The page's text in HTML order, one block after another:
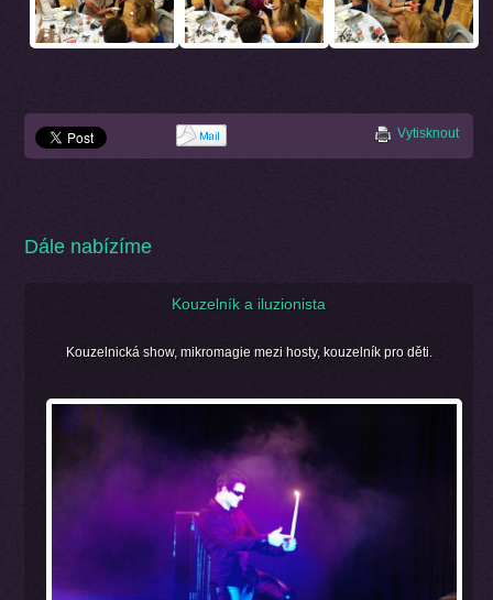
Vytisknout
Dále nabízíme
Kouzelník a iluzionista
Kouzelnická show, mikromagie mezi hosty, kouzelník pro děti.